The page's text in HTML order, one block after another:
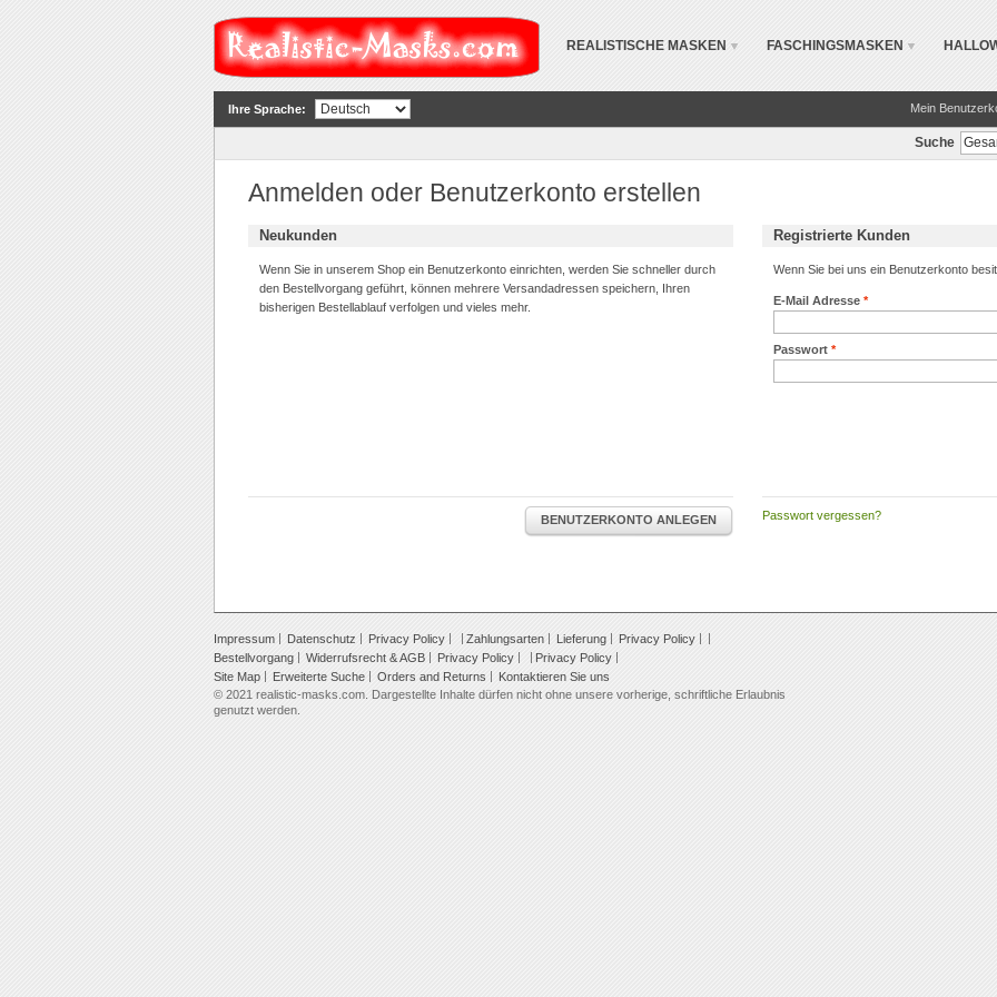
REALISTISCHE MASKEN FASCHINGSMASKEN
Ihre Sprache: Mein
Suche
Anmelden oder Benutzerkonto erstellen
Neukunden
Wenn Sie in unserem Shop ein Benutzerkonto einrichten, werden Sie schneller durch
den Bestellvorgang geführt, können mehrere Versandadressen speichern, Ihren
bisherigen Bestellablauf verfolgen und vieles mehr.
Registrierte Kunden
Wenn Sie bei uns ein Benutzerkonto
*
E-Mail Adresse
*
Passwort
BENUTZERKONTO ANLEGEN Passwort vergessen?
Impressum Datenschutz Privacy Policy Zahlungsarten Lieferung
Privacy Policy
Bestellvorgang
Widerrufsrecht & AGB Privacy Policy
Privacy Policy
Site Map
Erweiterte Suche Orders and Returns
Kontaktieren Sie uns
© 2021 realistic-masks.com. Dargestellte Inhalte dürfen nicht ohne unsere vorherige, schriftliche Erlaubnis
genutzt werden.